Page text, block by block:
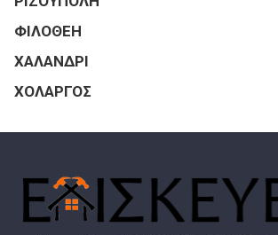
ΦΙΛΟΘΕΗ
ΧΑΛΑΝΔΡΙ
ΧΟΛΑΡΓΟΣ